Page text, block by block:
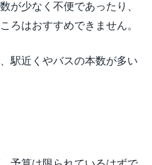
が少なく不便であったり、
ろはおすすめできません。
駅近くやバスの本数が多い